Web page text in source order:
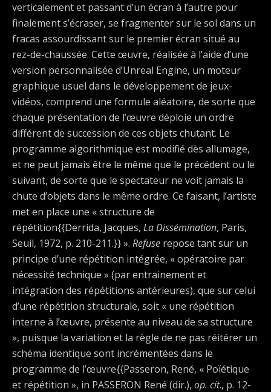
verticalement et passant d’un écran à l’autre pour
finalement s’écraser, se fragmenter sur le sol dans un
fracas assourdissant sur le premier écran situé au
rez-de-chaussée. Cette œuvre, réalisée à l’aide d’une
version personnalisée d’Unreal Engine, un moteur
graphique usuel dans le développement de jeux-
vidéos, comprend une formule aléatoire, de sorte que
chaque présentation de l’œuvre déploie un ordre
différent de succession de ces objets chutant. Le
programme algorithmique est modifié dès allumage,
et ne peut jamais être le même que le précédent ou le
suivant, de sorte que le spectateur ne voit jamais la
chute d’objets dans le même ordre. Ce faisant, l’artiste
met en place une « structure de
répétition{{Derrida, Jacques, La Dissémination, Paris,
Seuil, 1972, p. 210-211.}} ». Refuse repose tant sur un
principe d’une répétition intégrée, « opératoire par
nécessité technique » (par entrainement et
intégration des répétitions antérieures), que sur celui
d’une répétition structurale, soit « une répétition
interne à l’œuvre, présente au niveau de sa structure
», puisque la variation et la règle de ne pas réitérer un
schéma identique sont incrémentées dans le
programme de l’œuvre{{Passeron, René, « Poïétique
et répétition », in PASSERON René (dir.), op. cit., p. 12-